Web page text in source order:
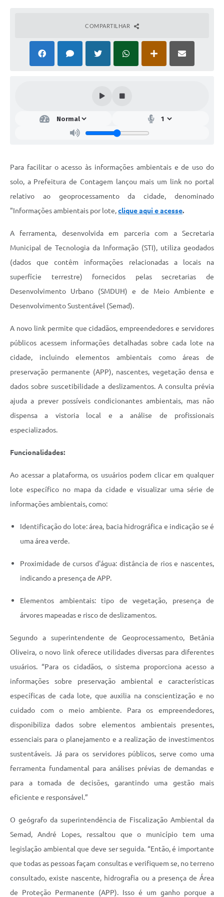
COMPARTILHAR
Para facilitar o acesso às informações ambientais e de uso do
solo, a Prefeitura de Contagem lançou mais um link no portal
relativo ao geoprocessamento da cidade, denominado
"Informações ambientais por lote,clique aqui e acesse.
A ferramenta, desenvolvida em parceria com a Secretaria
Municipal de Tecnologia da Informação (STI), utiliza geodados
(dados que contêm informações relacionadas a locais na
superfície terrestre) fornecidos pelas secretarias de
Desenvolvimento Urbano (SMDUH) e de Meio Ambiente e
Desenvolvimento Sustentável (Semad).
A novo link permite que cidadãos, empreendedores e servidores
públicos acessem informações detalhadas sobre cada lote na
cidade, incluindo elementos ambientais como áreas de
preservação permanente (APP), nascentes, vegetação densa e
dados sobre suscetibilidade a deslizamentos. A consulta prévia
ajuda a prever possíveis condicionantes ambientais, mas não
dispensa a vistoria local e a análise de profissionais
especializados.
Funcionalidades:
Ao acessar a plataforma, os usuários podem clicar em qualquer
lote específico no mapa da cidade e visualizar uma série de
informações ambientais, como:
Identificação do lote: área, bacia hidrográfica e indicação se é
uma área verde.
Proximidade de cursos d'água: distância de rios e nascentes,
indicando a presença de APP.
Elementos ambientais: tipo de vegetação, presença de
árvores mapeadas e risco de deslizamentos.
Segundo a superintendente de Geoprocessamento, Betânia
Oliveira, o novo link oferece utilidades diversas para diferentes
usuários. “Para os cidadãos, o sistema proporciona acesso a
informações sobre preservação ambiental e características
específicas de cada lote, que auxilia na conscientização e no
cuidado com o meio ambiente. Para os empreendedores,
disponibiliza dados sobre elementos ambientais presentes,
essenciais para o planejamento e a realização de investimentos
sustentáveis. Já para os servidores públicos, serve como uma
ferramenta fundamental para análises prévias de demandas e
para a tomada de decisões, garantindo uma gestão mais
eficiente e responsável.”
O geógrafo da superintendência de Fiscalização Ambiental da
Semad, André Lopes, ressaltou que o município tem uma
legislação ambiental que deve ser seguida. “Então, é importante
que todas as pessoas façam consultas e verifiquem se, no terreno
consultado, existe nascente, hidrografia ou a presença de Área
de Proteção Permanente (APP). Isso é um ganho porque a